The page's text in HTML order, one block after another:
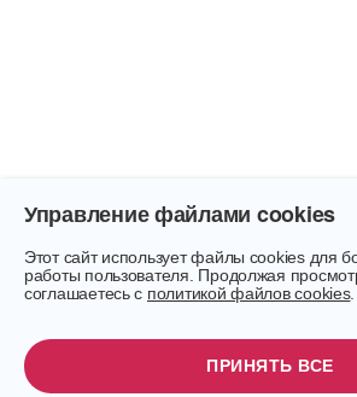
Управление файлами cookies
Этот сайт использует файлы cookies для
работы пользователя. Продолжая
соглашаетесь с политикой файлов cookies.
ПРИНЯТЬ ВСЕ